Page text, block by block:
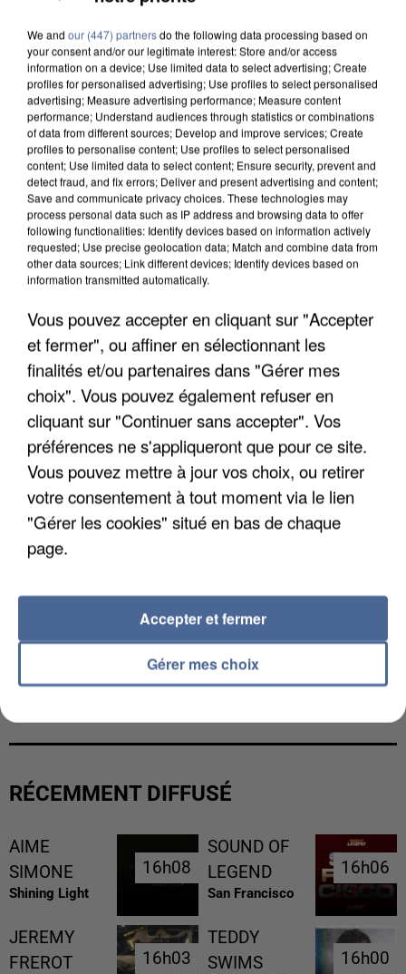
UNE TOURISTE DE L’OISE EMPORTÉE PAR UNE
COULÉE DE BOUE EN HAUTE-SAVOIE
LES DONNÉES DE 300 000 CLIENTS DÉROBÉES À
RÉCEMMENT DIFFUSÉ
AIME
SIMONE
Shining Light
16h08
16h08
SOUND OF
LEGEND
San Francisco
16h06
16h06
JEREMY
FREROT
16h03
16h03
TEDDY
SWIMS
16h00
16h00
We and our (447) partnersdo the following data processing based on
your consent and/or our legitimate interest: Store and/or access
information on a device; Use limited data to select advertising; Create
profiles for personalised advertising; Use profiles to select personalised
advertising; Measure advertising performance; Measure content
performance; Understand audiences through statistics or combinations
of data from different sources; Develop and improve services; Create
profiles to personalise content; Use profiles to select personalised
content; Use limited data to select content; Ensure security, prevent and
detect fraud, and fix errors; Deliver and present advertising and content;
Save and communicate privacy choices. These technologies may
process personal data such as IP address and browsing data to offer
following functionalities: Identify devices based on information actively
requested; Use precise geolocation data; Match and combine data from
other data sources; Link different devices; Identify devices based on
information transmitted automatically.
Vous pouvez accepter en cliquant sur "Accepter
et fermer", ou affiner en sélectionnant les
finalités et/ou partenaires dans "Gérer mes
choix". Vous pouvez également refuser en
cliquant sur "Continuer sans accepter". Vos
préférences ne s'appliqueront que pour ce site.
Vous pouvez mettre à jour vos choix, ou retirer
votre consentement à tout moment via le lien
"Gérer les cookies" situé en bas de chaque
page.
Gérer mes choix
Accepter et fermer